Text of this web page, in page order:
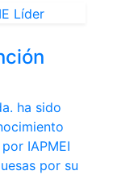
ha sido
IAPMEI
por su